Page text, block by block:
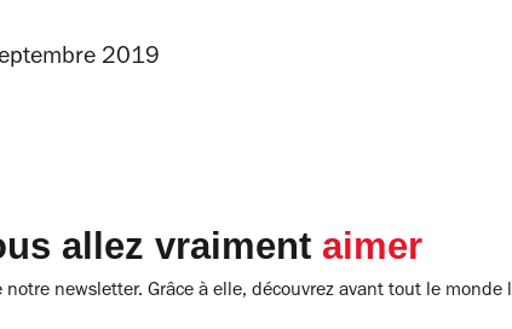
2019
allez vraiment aimer
newsletter. Grâce à elle, découvrez avant tout le monde